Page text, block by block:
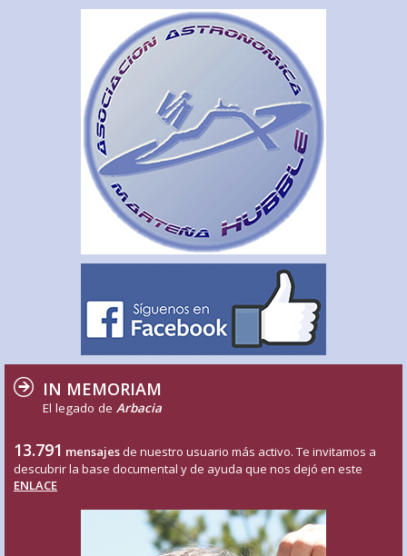
IN MEMORIAM
El legado de Arbacia
13.791 mensajes de nuestro usuario más activo. Te invitamos a
descubrir la base documental y de ayuda que nos dejó en este
ENLACE